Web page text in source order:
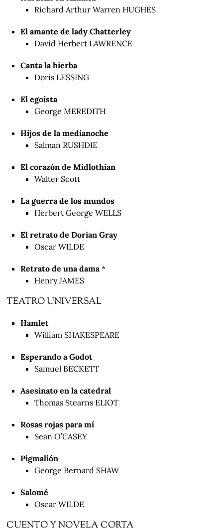
Richard Arthur Warren HUGHES
El amante de lady Chatterley
David Herbert LAWRENCE
Canta la hierba
Doris LESSING
El egoísta
George MEREDITH
Hijos de la medianoche
Salman RUSHDIE
El corazón de Midlothian
Walter Scott
La guerra de los mundos
Herbert George WELLS
El retrato de Dorian Gray
Oscar WILDE
Retrato de una dama *
Henry JAMES
TEATRO UNIVERSAL
Hamlet
William SHAKESPEARE
Esperando a Godot
Samuel BECKETT
Asesinato en la catedral
Thomas Stearns ELIOT
Rosas rojas para mí
Sean O’CASEY
Pigmalión
George Bernard SHAW
Salomé
Oscar WILDE
CUENTO Y NOVELA CORTA